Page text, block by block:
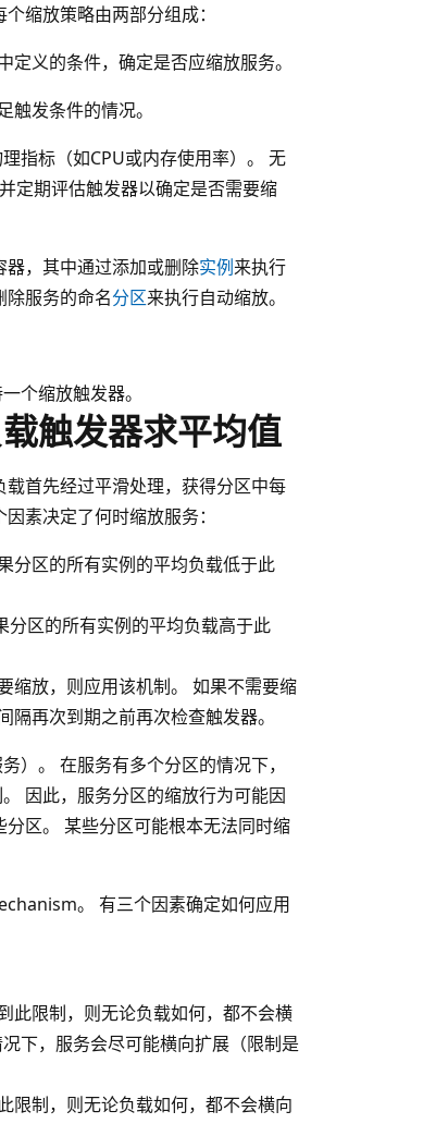
缩放策略由两部分组成：
定义的条件，确定是否应缩放服务。
触发条件的情况。
指标（如CPU或内存使用率）。 无
定期评估触发器以确定是否需要缩
，其中通过添加或删除实例来执行
服务的命名分区来执行自动缩放。
个缩放触发器。
触发器求平均值
首先经过平滑处理，获得分区中每
素决定了何时缩放服务：
分区的所有实例的平均负载低于此
分区的所有实例的平均负载高于此
缩放，则应用该机制。 如果不需要缩
再次到期之前再次检查触发器。
）。 在服务有多个分区的情况下，
因此，服务分区的缩放行为可能因
区。 某些分区可能根本无法同时缩
。 有三个因素确定如何应用
此限制，则无论负载如何，都不会横
下，服务会尽可能横向扩展（限制是
限制，则无论负载如何，都不会横向